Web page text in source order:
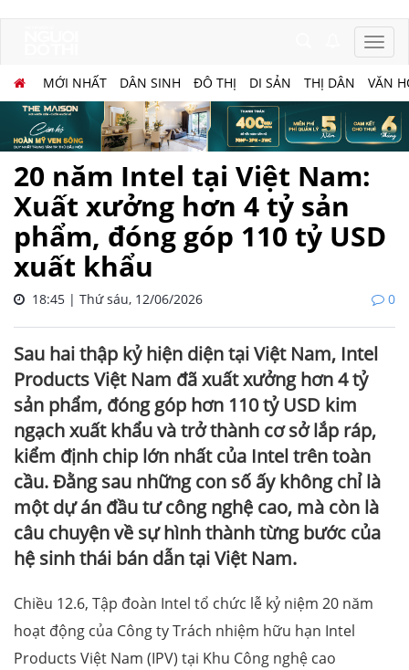
MỚI NHẤT DÂN SINH ĐÔ THỊ DI SẢN THỊ DÂN VĂN
20 năm Intel tại Việt Nam:
Xuất xưởng hơn 4 tỷ sản
phẩm, đóng góp 110 tỷ USD
xuất khẩu
18:45 | Thứ sáu, 12/06/2026 0
Sau hai thập kỷ hiện diện tại Việt Nam, Intel
Products Việt Nam đã xuất xưởng hơn 4 tỷ
sản phẩm, đóng góp hơn 110 tỷ USD kim
ngạch xuất khẩu và trở thành cơ sở lắp ráp,
kiểm định chip lớn nhất của Intel trên toàn
cầu. Đằng sau những con số ấy không chỉ là
một dự án đầu tư công nghệ cao, mà còn là
câu chuyện về sự hình thành từng bước của
hệ sinh thái bán dẫn tại Việt Nam.
Chiều 12.6, Tập đoàn Intel tổ chức lễ kỷ niệm 20 năm
hoạt động của Công ty Trách nhiệm hữu hạn Intel
Products Việt Nam (IPV) tại Khu Công nghệ cao